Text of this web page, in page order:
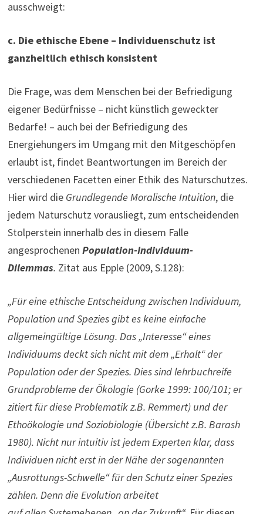
ausschweigt:
c. Die ethische Ebene – Individuenschutz ist
ganzheitlich ethisch konsistent
Die Frage, was dem Menschen bei der Befriedigung
eigener Bedürfnisse – nicht künstlich geweckter
Bedarfe! – auch bei der Befriedigung des
Energiehungers im Umgang mit den Mitgeschöpfen
erlaubt ist, findet Beantwortungen im Bereich der
verschiedenen Facetten einer Ethik des Naturschutzes.
Hier wird die Grundlegende Moralische Intuition, die
jedem Naturschutz vorausliegt, zum entscheidenden
Stolperstein innerhalb des in diesem Falle
angesprochenen Population-Individuum-
Dilemmas. Zitat aus Epple (2009, S.128):
„Für eine ethische Entscheidung zwischen Individuum,
Population und Spezies gibt es keine einfache
allgemeingültige Lösung. Das „Interesse“ eines
Individuums deckt sich nicht mit dem „Erhalt“ der
Population oder der Spe­zies. Dies sind lehrbuchreife
Grundprobleme der Ökologie (Gorke 1999: 100/101; er
zitiert für diese Problematik z.B. Remmert) und der
Ethoökologie und Soziobiologie (Übersicht z.B. Barash
1980). Nicht nur intuitiv ist jedem Experten klar, dass
Individuen nicht erst in der Nähe der sogenannten
„Ausrottungs­-Schwelle“ für den Schutz einer Spezies
zählen. Denn die Evolution arbeitet